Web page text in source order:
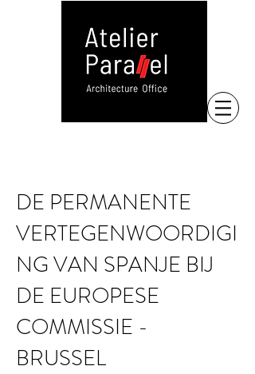
DE PERMANENTE
VERTEGENWOORDIGI
NG VAN SPANJE BIJ
DE EUROPESE
COMMISSIE -
BRUSSEL